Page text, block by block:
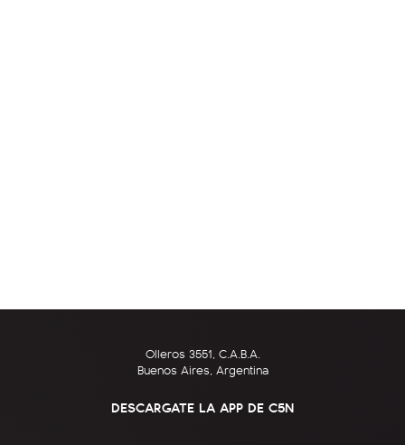
Olleros 3551, C.A.B.A.
Buenos Aires, Argentina
DESCARGATE LA APP DE C5N